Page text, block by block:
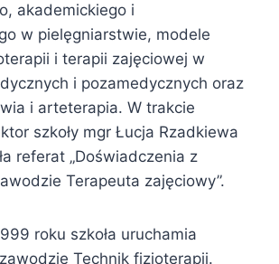
akademickiego i
w pielęgniarstwie, modele
i terapii zajęciowej w
i pozamedycznych oraz
i arteterapia. W trakcie
szkoły mgr Łucja Rzadkiewa
referat „Doświadczenia z
Terapeuta zajęciowy”.
roku szkoła uruchamia
Technik fizjoterapii.